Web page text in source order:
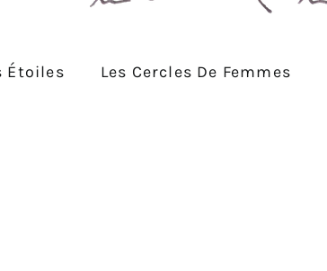
Étoiles Les Cercles De Femmes